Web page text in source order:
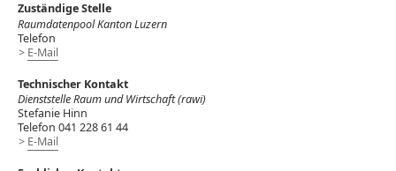
Zuständige Stelle
Raumdatenpool Kanton Luzern
Telefon
E-Mail
Technischer Kontakt
Dienststelle Raum und Wirtschaft (rawi)
Stefanie Hinn
Telefon 041 228 61 44
E-Mail